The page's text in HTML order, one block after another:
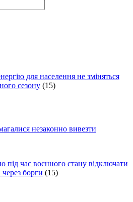
для населення не зміняться
сезону (15)
незаконно вивезти
під час воєнного стану відключати
борги (15)